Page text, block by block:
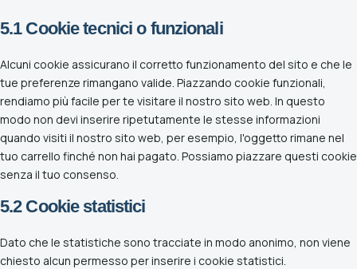
5.1 Cookie tecnici o funzionali
Alcuni cookie assicurano il corretto funzionamento del sito e che le
tue preferenze rimangano valide. Piazzando cookie funzionali,
rendiamo più facile per te visitare il nostro sito web. In questo
modo non devi inserire ripetutamente le stesse informazioni
quando visiti il nostro sito web, per esempio, l'oggetto rimane nel
tuo carrello finché non hai pagato. Possiamo piazzare questi cookie
senza il tuo consenso.
5.2 Cookie statistici
Dato che le statistiche sono tracciate in modo anonimo, non viene
chiesto alcun permesso per inserire i cookie statistici.